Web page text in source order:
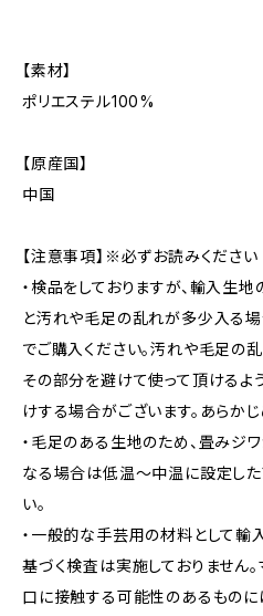
【素材】
ポリエステル100%
【原産国】
中国
【注意事項】※必ずお読みください
・検品をしておりますが、輸入生
と汚れや毛足の乱れが多少入る
でご購入ください。汚れや毛足の
その部分を避けて使って頂けるよ
けする場合がございます。あらかじ
・毛足のある生地のため、畳みジ
なる場合は低温〜中温に設定した
い。
・一般的な手芸用の材料として輸
基づく検査は実施しておりません
口に接触する可能性のあるものに